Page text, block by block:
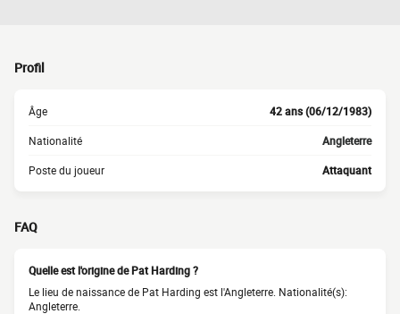
Profil
Âge 42 ans (06/12/1983)
Nationalité Angleterre
Poste du joueur Attaquant
FAQ
Quelle est l'origine de Pat Harding ?
Le lieu de naissance de Pat Harding est l'Angleterre. Nationalité(s):
Angleterre.